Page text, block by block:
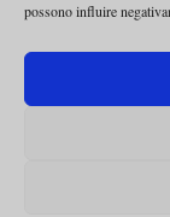
possono influire
TERMINI E